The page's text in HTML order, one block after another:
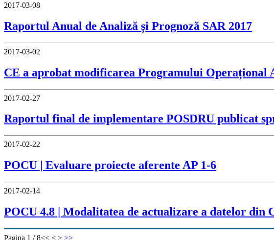
2017-03-08
Raportul Anual de Analiză și Prognoză SAR 2017
2017-03-02
CE a aprobat modificarea Programului Operațional
2017-02-27
Raportul final de implementare POSDRU publicat
2017-02-22
POCU | Evaluare proiecte aferente AP 1-6
2017-02-14
POCU 4.8 | Modalitatea de actualizare a datelor din
<< <
Pagina 1 / 8 > >>